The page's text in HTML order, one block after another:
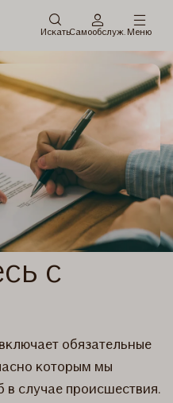
ИскатьCамообслуж. Меню
с
обязательные
которым мы
в случае происшествия.